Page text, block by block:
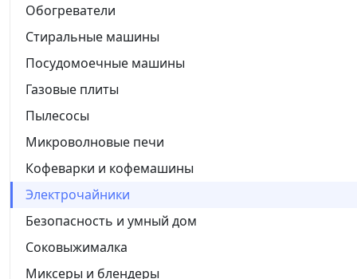
Обогреватели
Стиральные машины
Посудомоечные машины
Газовые плиты
Пылесосы
Микроволновые печи
Кофеварки и кофемашины
Электрочайники
Безопасность и умный дом
Соковыжималка
Миксеры и блендеры